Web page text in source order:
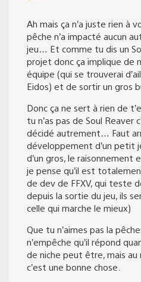
Ah mais ça n’a juste rien à
pêche n’a impacté aucun
jeu… Et comme tu dis un
projet donc ça implique de
équipe (qui se trouverai
Eidos) et de sortir un gros
Donc ça ne sert à rien de
tu n’as pas de Soul Reaver
décidé autrement… Faut
développement d’un petit
d’un gros, le raisonnement
je pense qu’il est
de dev de FFXV, qui teste
depuis la sortie du jeu, ils
celle qui marche le mieux)
Que tu n’aimes pas la
n’empêche qu’il répond
de niche peut être, mais au
c’est une bonne chose.